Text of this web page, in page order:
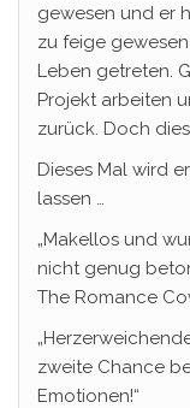
gewesen und er
zu feige
Leben getreten.
Projekt arbeiten
zurück. Doch
Dieses Mal wird
lassen …
„Makellos und
nicht genug
The Romance
zweite Chance
Emotionen!“